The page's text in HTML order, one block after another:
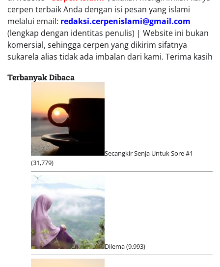
cerpen terbaik Anda dengan isi pesan yang islami
melalui email: redaksi.cerpenislami@gmail.com
(lengkap dengan identitas penulis) | Website ini bukan
komersial, sehingga cerpen yang dikirim sifatnya
sukarela alias tidak ada imbalan dari kami. Terima kasih
Terbanyak Dibaca
Secangkir Senja Untuk Sore #1
(31,779)
Dilema(9,993)